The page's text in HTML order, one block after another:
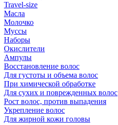
Travel-size
Масла
Молочко
Муссы
Наборы
Окислители
Ампулы
Восстановление волос
Для густоты и объема волос
При химической обработке
Для сухих и поврежденных волос
Рост волос, против выпадения
Укрепление волос
Для жирной кожи головы